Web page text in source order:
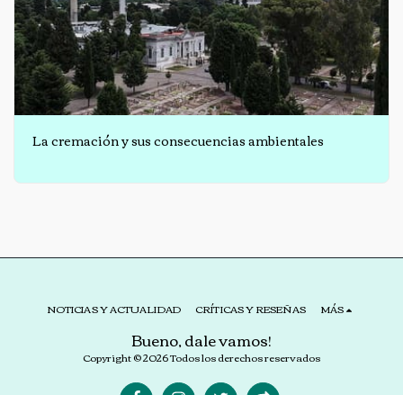
La cremación y sus consecuencias ambientales
Bueno, dale vamos!
Copyright © 2026 Todos los derechos reservados
NOTICIAS Y ACTUALIDAD CRÍTICAS Y RESEÑAS MÁS